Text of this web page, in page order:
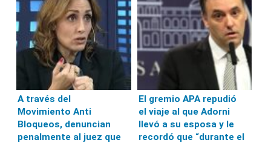
A través del
Movimiento Anti
Bloqueos, denuncian
penalmente al juez que
El gremio APA repudió
el viaje al que Adorni
llevó a su esposa y le
recordó que “durante el